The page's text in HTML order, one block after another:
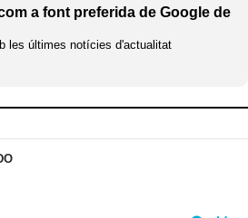
a font preferida de Google de
les últimes notícies d'actualitat